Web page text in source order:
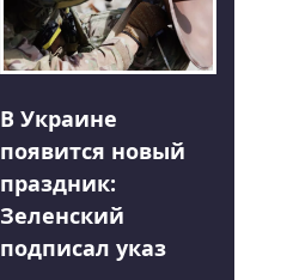
В Украине
появится новый
праздник:
Зеленский
подписал указ